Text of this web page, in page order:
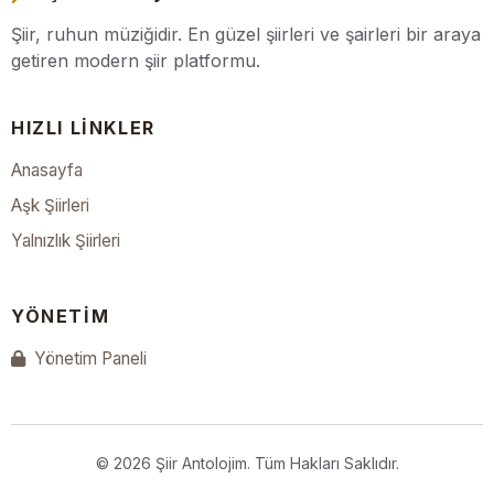
Şiir, ruhun müziğidir. En güzel şiirleri ve şairleri bir araya
getiren modern şiir platformu.
HIZLI LINKLER
Anasayfa
Aşk Şiirleri
Yalnızlık Şiirleri
YÖNETIM
Yönetim Paneli
© 2026 Şiir Antolojim. Tüm Hakları Saklıdır.